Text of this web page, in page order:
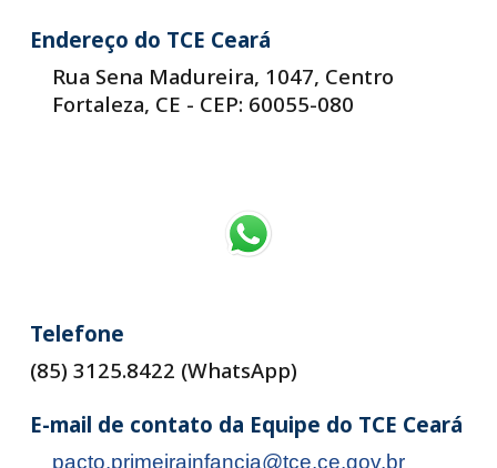
Endereço do TCE Ceará
Rua Sena Madureira, 1047, Centro
Fortaleza, CE - CEP: 60055-080
Telefone
(85) 3125.8422 (WhatsApp)
E-mail de contato da Equipe do TCE Ceará
pacto.primeirainfancia@tce.ce.gov.br